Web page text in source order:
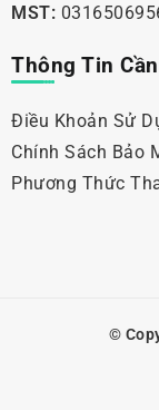
MST:
Thông Tin
Điều Khoản Sử
Chính Sách Bảo
Phương Thức
©